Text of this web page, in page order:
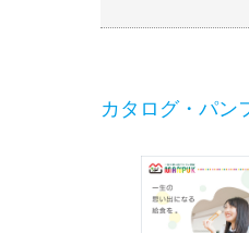
カタログ・パン